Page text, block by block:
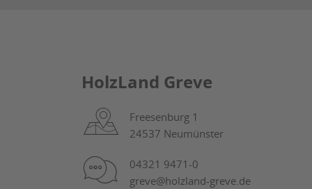
HolzLand Greve
Freesenburg 1
24537 Neumünster
04321 9471-0
greve@holzland-greve.de